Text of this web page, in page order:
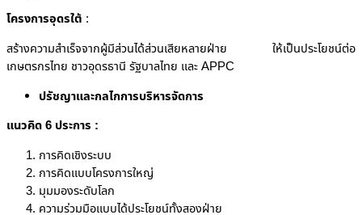
โครงการอุดรใต้ :
สร้างความสำเร็จจากผู้มีส่วนได้ส่วนเสียหลายฝ่าย ให้เป็นประโยชน์ต่อ
เกษตรกรไทย ชาวอุดรธานี รัฐบาลไทย และ APPC
ปรัชญาและกลไกการบริหารจัดการ
แนวคิด6 ประการ :
การคิดเชิงระบบ
การคิดแบบโครงการใหญ่
มุมมองระดับโลก
ความร่วมมือแบบได้ประโยชน์ทั้งสองฝ่าย